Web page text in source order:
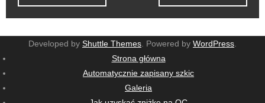
Developed by Shuttle Themes. Powered by WordPress.
Strona główna
Automatycznie zapisany szkic
Galeria